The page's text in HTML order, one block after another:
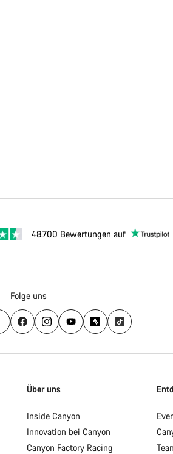
48.700 Bewertungen auf
Folge uns
Homepage
Über uns
Inside Canyon
Innovation bei Canyon
Canyon Factory Racing